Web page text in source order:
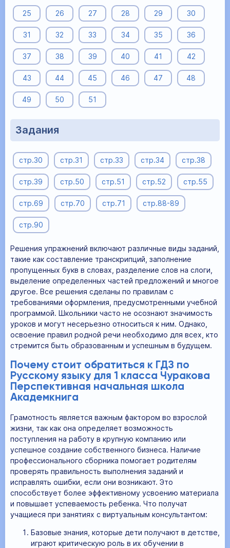
25 26 27 28 29 30
31 32 33 34 35 36
37 38 39 40 41 42
43 44 45 46 47 48
49 50 51
Задания
стр.30 стр.31 стр.33 стр.34 стр.38
стр.39 стр.50 стр.51 стр.52 стр.55
стр.69 стр.70 стр.71 стр.88-89
стр.90
Решения упражнений включают различные виды заданий,
такие как составление транскрипций, заполнение
пропущенных букв в словах, разделение слов на слоги,
выделение определенных частей предложений и многое
другое. Все решения сделаны по правилам с
требованиями оформления, предусмотренными учебной
программой. Школьники часто не осознают значимость
уроков и могут несерьезно относиться к ним. Однако,
освоение правил родной речи необходимо для всех, кто
стремится быть образованным и успешным в будущем.
Почему стоит обратиться к ГДЗ по
Русскому языку для 1 класса Чуракова
Перспективная начальная школа
Академкнига
Грамотность является важным фактором во взрослой
жизни, так как она определяет возможность
поступления на работу в крупную компанию или
успешное создание собственного бизнеса. Наличие
профессионального сборника помогает родителям
проверять правильность выполнения заданий и
исправлять ошибки, если они возникают. Это
способствует более эффективному усвоению материала
и повышает успеваемость ребенка. Что получат
учащиеся при занятиях с виртуальным консультантом:
Базовые знания, которые дети получают в детстве,
играют критическую роль в их обучении в